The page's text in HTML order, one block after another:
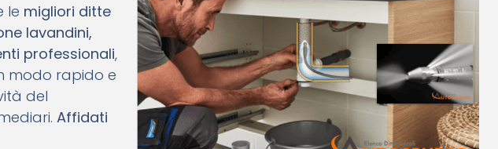
le migliori ditte
lavandini,
professionali,
modo rapido e
del
Affidati